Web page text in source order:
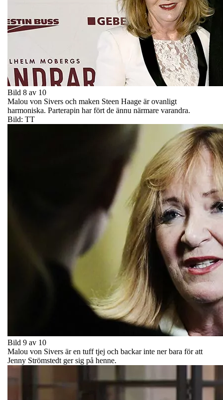
Bild 8 av 10
Malou von Sivers och maken Steen Haage är ovanligt
harmoniska. Parterapin har fört de ännu närmare varandra.
Bild: TT
Bild 9 av 10
Malou von Sivers är en tuff tjej och backar inte ner bara för att
Jenny Strömstedt ger sig på henne.